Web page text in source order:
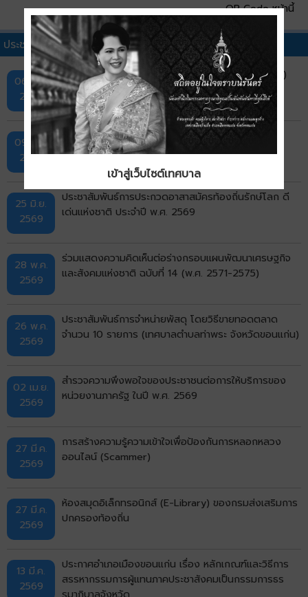
QR Code หน้านี้
ประชาสัมพันธ์ทั่วไปอื่นๆ
06 ส.ค.
2569
แผนพัฒนาการประกันภัย ฉบับที่ 5 (พ.ศ. 2569–2573)
09 ก.ค.
2569
ประชาสัมพันธ์ การสรรหาปราชญ์เกษตรของแผ่นดิน
ประจำปี 2570
25 มิ.ย.
2569
ประชาสัมพันธ์การประกวดอาสาสมัครท้องถิ่นรักษ์โลก ดี
เด่นแห่งชาติ ประจำปี พ.ศ. 2569
28 พ.ค.
2569
ร่วมแสดงความคิดเห็นต่อร่างกรอบแผนพัฒนาเศรษฐกิจ
และสังคมแห่งชาติ ฉบับที่ 14 (พ.ศ. 2571-2575)
26 พ.ค.
2569
ประชาสัมพันธ์การจำหน่ายพัสดุ โดยวิธีขายทอดตลาด
จำนวน 10 รายการ (เทศบาลตำบลท่าพระ จังหวัดขอนแก่น)
02 เม.ย.
2569
สำรวจความพึงพอใจของประชาชนต่อการให้บริการของ
หน่วยงานภาครัฐ ในปี พ.ศ. 2569
27 มี.ค.
2569
การสร้างความรู้ความเข้าใจเพื่อป้องกันการหลอกหลวง
ออนไลน์ (Scammer)
27 มี.ค.
2569
ห้องสมุดอิเล็กทรอนิกส์ (E-Library) ของกรมส่งเสริมการ
ปกครองท้องถิ่น
13 มี.ค.
2569
ประกาศอำเภอเมืองขอนแก่น เรื่อง หลักเกณฑ์และวิธีการ
สรรหากรรมการผู้แทนภาคประชาสังคมเป็นกรรมการธร
เข้าสู่เว็บไซต์เทศบาล